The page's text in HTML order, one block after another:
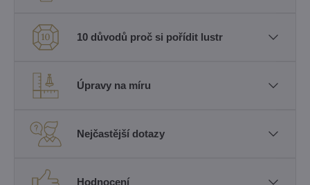
10 důvodů proč si pořídit lustr
Úpravy na míru
Nejčastější dotazy
Hodnocení